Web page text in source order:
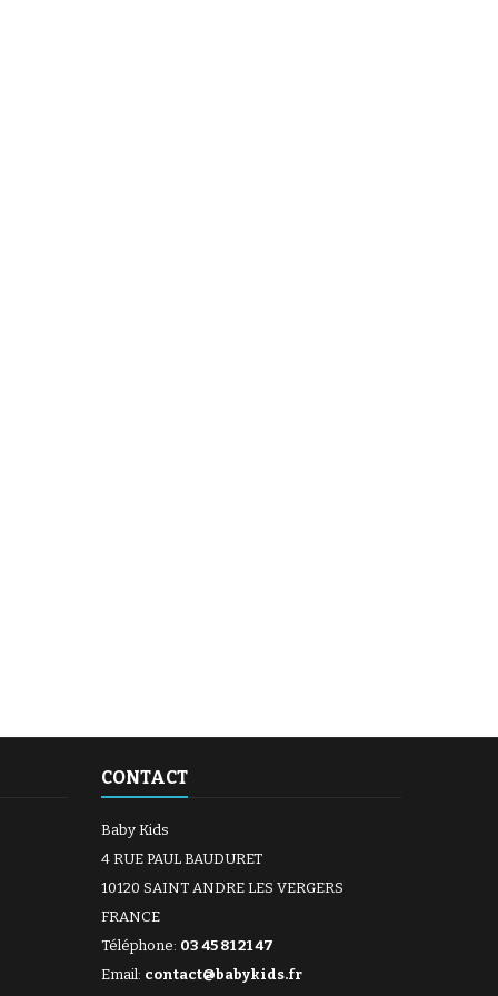
CONTACT
Baby Kids
4 RUE PAUL BAUDURET
10120 SAINT ANDRE LES VERGERS
FRANCE
Téléphone: 03 45 81 21 47
Email: contact@babykids.fr